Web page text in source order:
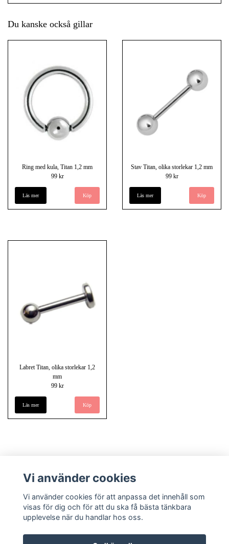
Du kanske också gillar
Ring med kula, Titan 1,2 mm
99 kr
Läs mer Köp
Stav Titan, olika storlekar 1,2 mm
99 kr
Läs mer Köp
Labret Titan, olika storlekar 1,2
mm
99 kr
Läs mer Köp
Vi använder cookies
Vi använder cookies för att anpassa det innehåll som
visas för dig och för att du ska få bästa tänkbara
upplevelse när du handlar hos oss.